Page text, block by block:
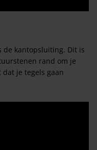
de kantopsluiting. Dit is
rand om je
je tegels gaan